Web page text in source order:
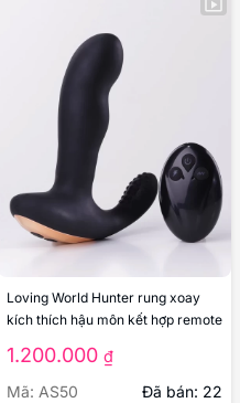
Loving World Hunter rung xoay
kích thích hậu môn kết hợp remote
1.200.000 ₫
Mã: AS50
Đã bán: 22